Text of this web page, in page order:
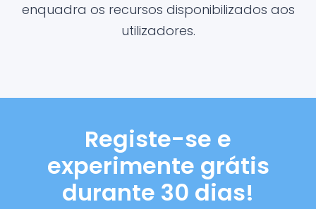
enquadra os recursos disponibilizados aos
utilizadores.
Registe-se e
experimente grátis
durante 30 dias!